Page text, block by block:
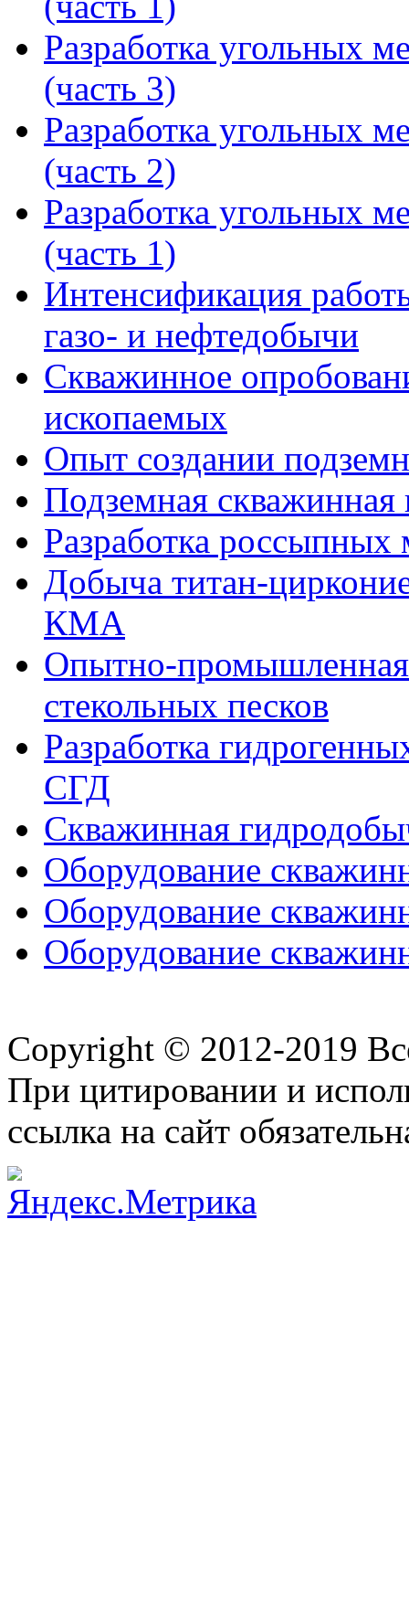
Разработка угольных
(часть 3)
Разработка угольных
(часть 2)
Разработка угольных
(часть 1)
Интенсификация
газо- и нефтедобычи
Скважинное
ископаемых
Опыт создании
Подземная скважинная
Разработка
Добыча титан-
КМА
Опытно-
стекольных песков
Разработка
СГД
Скважинная
Оборудование
Оборудование
Оборудование
Copyright © 2012-2019
При цитировании и
ссылка на сайт